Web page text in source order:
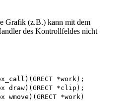
Grafik (z.B.) kann mit dem
des Kontrollfeldes nicht
*work);
draw)(GRECT *clip);
wmove)(GRECT *work)